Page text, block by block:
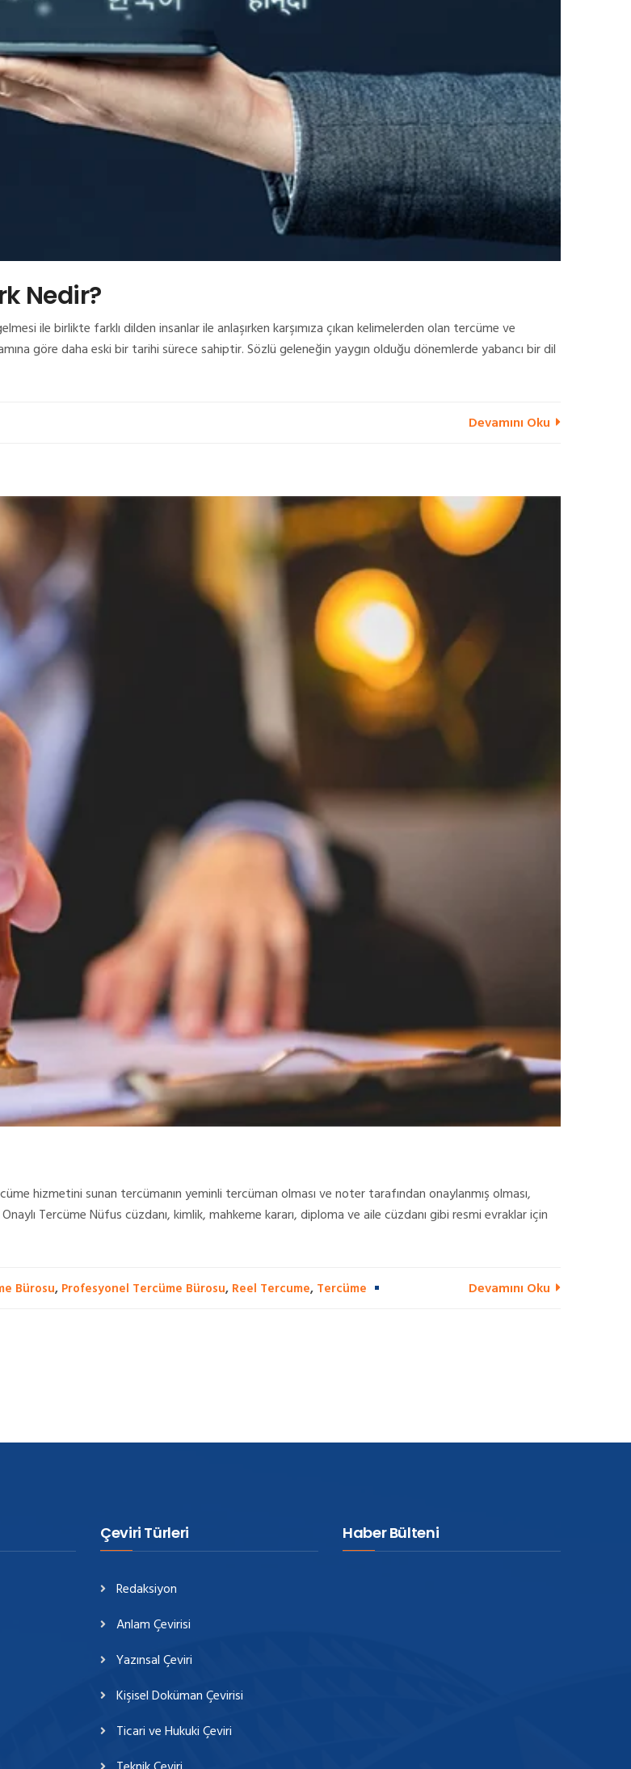
Nedir?
ile birlikte farklı dilden insanlar ile anlaşırken karşımıza çıkan kelimelerden olan tercüme ve
göre daha eski bir tarihi sürece sahiptir. Sözlü geleneğin yaygın olduğu dönemlerde yabancı bir dil
Devamını Oku
hizmetini sunan tercümanın yeminli tercüman olması ve noter tarafından onaylanmış olması,
Tercüme Nüfus cüzdanı, kimlik, mahkeme kararı, diploma ve aile cüzdanı gibi resmi evraklar için
Bürosu, Profesyonel Tercüme Bürosu, Reel Tercume, Tercüme Devamını Oku
Çeviri Türleri
Redaksiyon
Anlam Çevirisi
Yazınsal Çeviri
Kişisel Doküman Çevirisi
Ticari ve Hukuki Çeviri
Haber Bülteni